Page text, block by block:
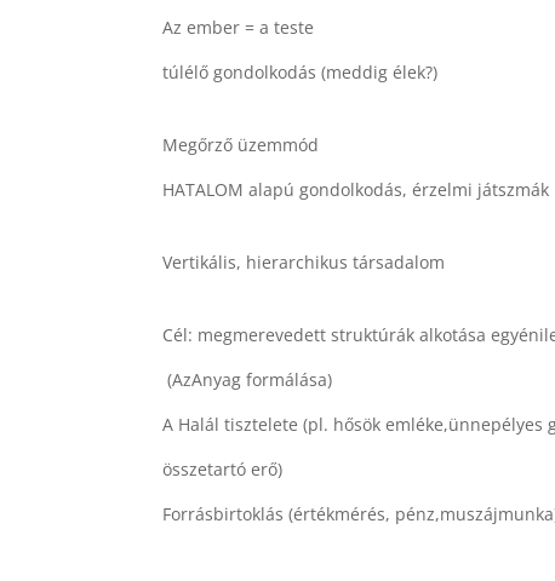
Az ember = a teste az
túlélő gondolkodás (meddig
vagyok hatással,
Megőrző üzemmód
HATALOM alapú gondolkodás, érzelmi
érzelmi
Vertikális, hierarchikus
Cél: megmerevedett struktúrák alkotása
(AzAnyag formálása)
A Halál tisztelete (pl. hősök
összetartó erő)
Forrásbirtoklás (értékmérés,